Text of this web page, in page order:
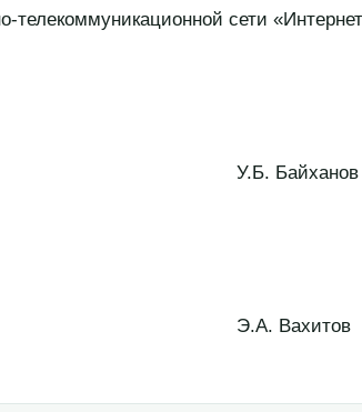
телекоммуникационной сети
У.Б. Байханов
Э.А. Вахитов